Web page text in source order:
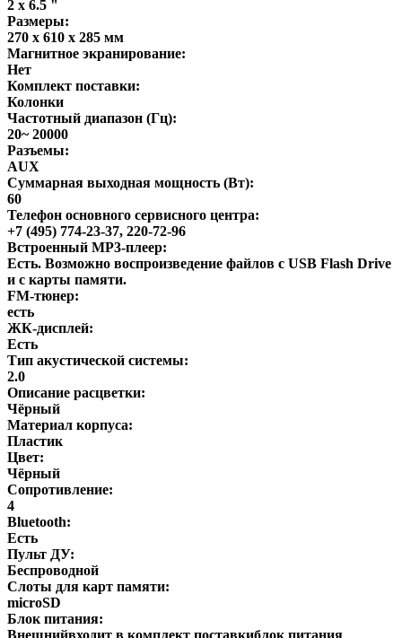
2 x 6.5 "
Размеры:
270 x 610 x 285 мм
Магнитное экранирование:
Нет
Комплект поставки:
Колонки
Частотный диапазон (Гц):
20~ 20000
Разъемы:
AUX
Суммарная выходная мощность (Вт):
60
Телефон основного сервисного центра:
+7 (495) 774-23-37, 220-72-96
Встроенный MP3-плеер:
Есть. Возможно воспроизведение файлов с USB Flash Drive
и с карты памяти.
FM-тюнер:
есть
ЖК-дисплей:
Есть
Тип акустической системы:
2.0
Описание расцветки:
Чёрный
Материал корпуса:
Пластик
Цвет:
Чёрный
Сопротивление:
4
Bluetooth:
Есть
Пульт ДУ:
Беспроводной
Слоты для карт памяти:
microSD
Блок питания:
Внешнийвходит в комплект поставкиблок питания